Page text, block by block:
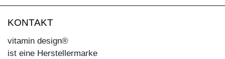
KONTAKT
vitamin design®
ist eine Herstellermarke